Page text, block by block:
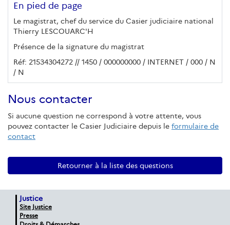
En pied de page
Le magistrat, chef du service du Casier judiciaire national
Thierry LESCOUARC'H
Présence de la signature du magistrat
Réf: 21534304272 // 1450 / 000000000 / INTERNET / 000 / N
/ N
Nous contacter
Si aucune question ne correspond à votre attente, vous
pouvez contacter le Casier Judiciaire depuis le formulaire de
contact
Retourner à la liste des questions
Justice
Site Justice
Presse